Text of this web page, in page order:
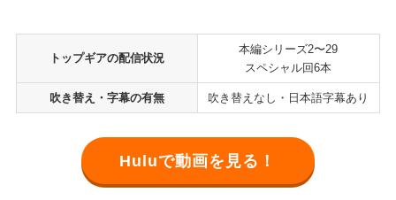
トップギアの配信状況
本編シリーズ2〜29
スペシャル回6本
吹き替え・字幕の有無 吹き替えなし・日本語字幕あり
Huluで動画を見る！